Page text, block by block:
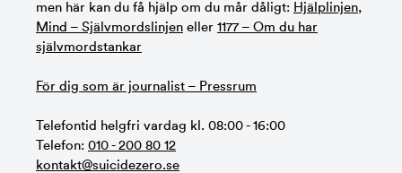
men här kan du få hjälp om du mår dåligt: Hjälplinjen,
Mind – Självmordslinjen eller 1177 – Om du har
självmordstankar
För dig som är journalist – Pressrum
Telefontid helgfri vardag kl. 08:00 - 16:00
Telefon: 010 - 200 80 12
kontakt@suicidezero.se